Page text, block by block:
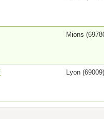
Mions
Lyon (69009)